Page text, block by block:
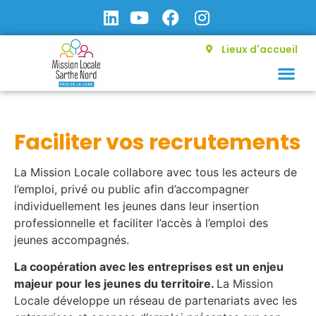
Lieux d'accueil
Faciliter vos recrutements
La Mission Locale collabore avec tous les acteurs de
l’emploi, privé ou public afin d’accompagner
individuellement les jeunes dans leur insertion
professionnelle et faciliter l’accès à l’emploi des
jeunes accompagnés.
La coopération avec les entreprises est un enjeu
majeur pour les jeunes du territoire. La Mission
Locale développe un réseau de partenariats avec les